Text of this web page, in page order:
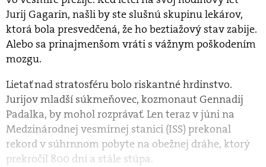
Jurij Gagarin, našli by ste slušnú skupinu lekárov,
ktorá bola presvedčená, že ho beztiažový stav zabije.
Alebo sa prinajmenšom vráti s vážnym poškodením
mozgu.
Lietať nad stratosféru bolo riskantné hrdinstvo.
Jurijov mladší súkmeňovec, kozmonaut Gennadij
Padalka, by mohol rozprávať. Len teraz v júni na
Medzinárodnej vesmírnej stanici (ISS) prekonal
rekord v súhrnnom pobyte na obežnej dráhe, ktorý
prekročil 800 dní a stále stúpa.